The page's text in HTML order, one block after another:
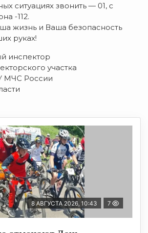
ситуациях звонить — 01, с
-112.
жизнь и Ваша безопасность
руках!
инспектор
участка
МЧС России
8 АВГУСТА 2026, 10:43 7